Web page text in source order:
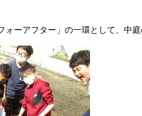
ーアフター」の一環として、中